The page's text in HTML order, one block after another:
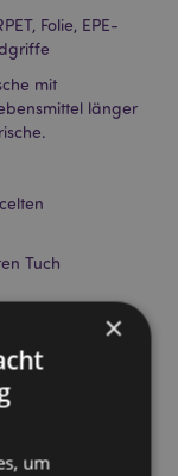
Folie, EPE-
mit
länger
Tuch
ist für die unten
Wenn Sie
versuchen
Andernfalls
Für weitere
unseren
×
um